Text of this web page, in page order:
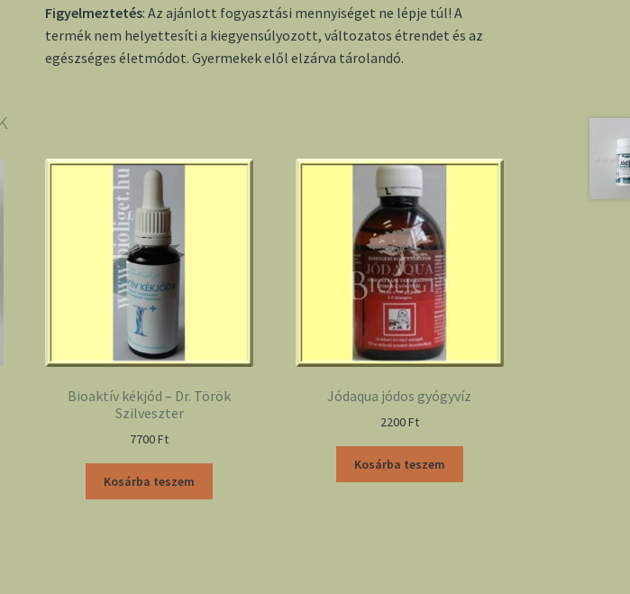
Figyelmeztetés: Az ajánlott fogyasztási mennyiséget ne lépje túl! A
termék nem helyettesíti a kiegyensúlyozott, változatos étrendet és az
egészséges életmódot. Gyermekek elől elzárva tárolandó.
Bioaktív kékjód – Dr. Török
Szilveszter
7700Ft
Kosárba teszem
Jódaqua jódos gyógyvíz
2200Ft
Kosárba teszem